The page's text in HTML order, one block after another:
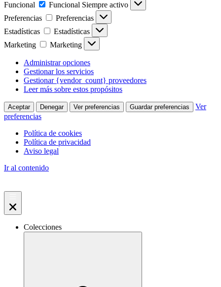
Funcional
Funcional Siempre activo
Preferencias
Preferencias
Estadísticas
Estadísticas
Marketing
Marketing
Administrar opciones
Gestionar los servicios
Gestionar {vendor_count} proveedores
Leer más sobre estos propósitos
Aceptar Denegar Ver preferencias Guardar preferencias
Ver
preferencias
Política de cookies
Política de privacidad
Aviso legal
Ir al contenido
Colecciones